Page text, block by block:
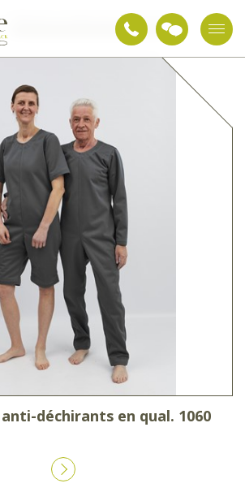
Vêtements anti-déchirants et contention
déchirants en qual. 1060